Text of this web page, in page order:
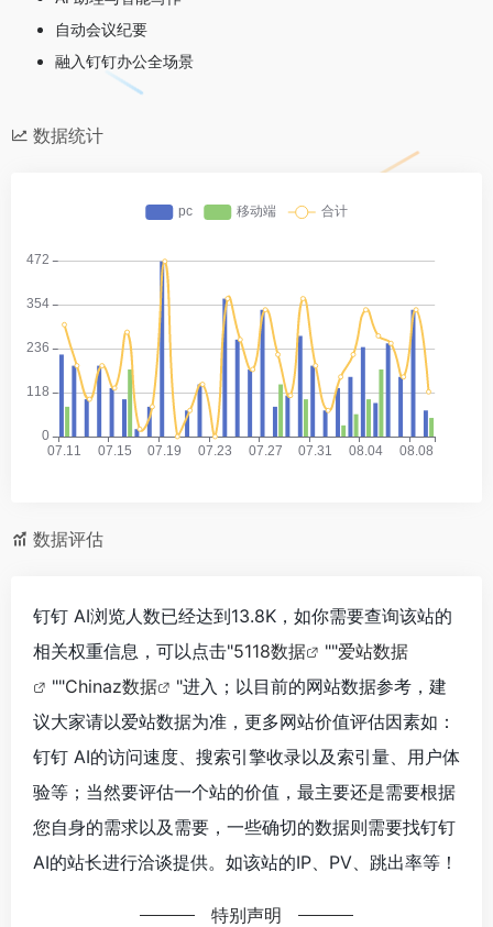
自动会议纪要
融入钉钉办公全场景
数据统计
数据评估
钉钉 AI浏览人数已经达到13.8K，如你需要查询该站的
相关权重信息，可以点击"5118数据 ""爱站数据
""Chinaz数据
"进入；以目前的网站数据参考，建
议大家请以爱站数据为准，更多网站价值评估因素如：
钉钉 AI的访问速度、搜索引擎收录以及索引量、用户体
验等；当然要评估一个站的价值，最主要还是需要根据
您自身的需求以及需要，一些确切的数据则需要找钉钉
AI的站长进行洽谈提供。如该站的IP、PV、跳出率等！
特别声明